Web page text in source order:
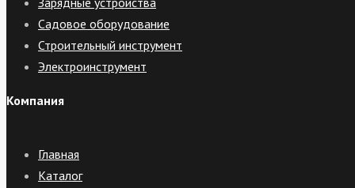
Садовое оборудование
Строительный инструмент
Электроинструмент
Компания
Главная
Каталог